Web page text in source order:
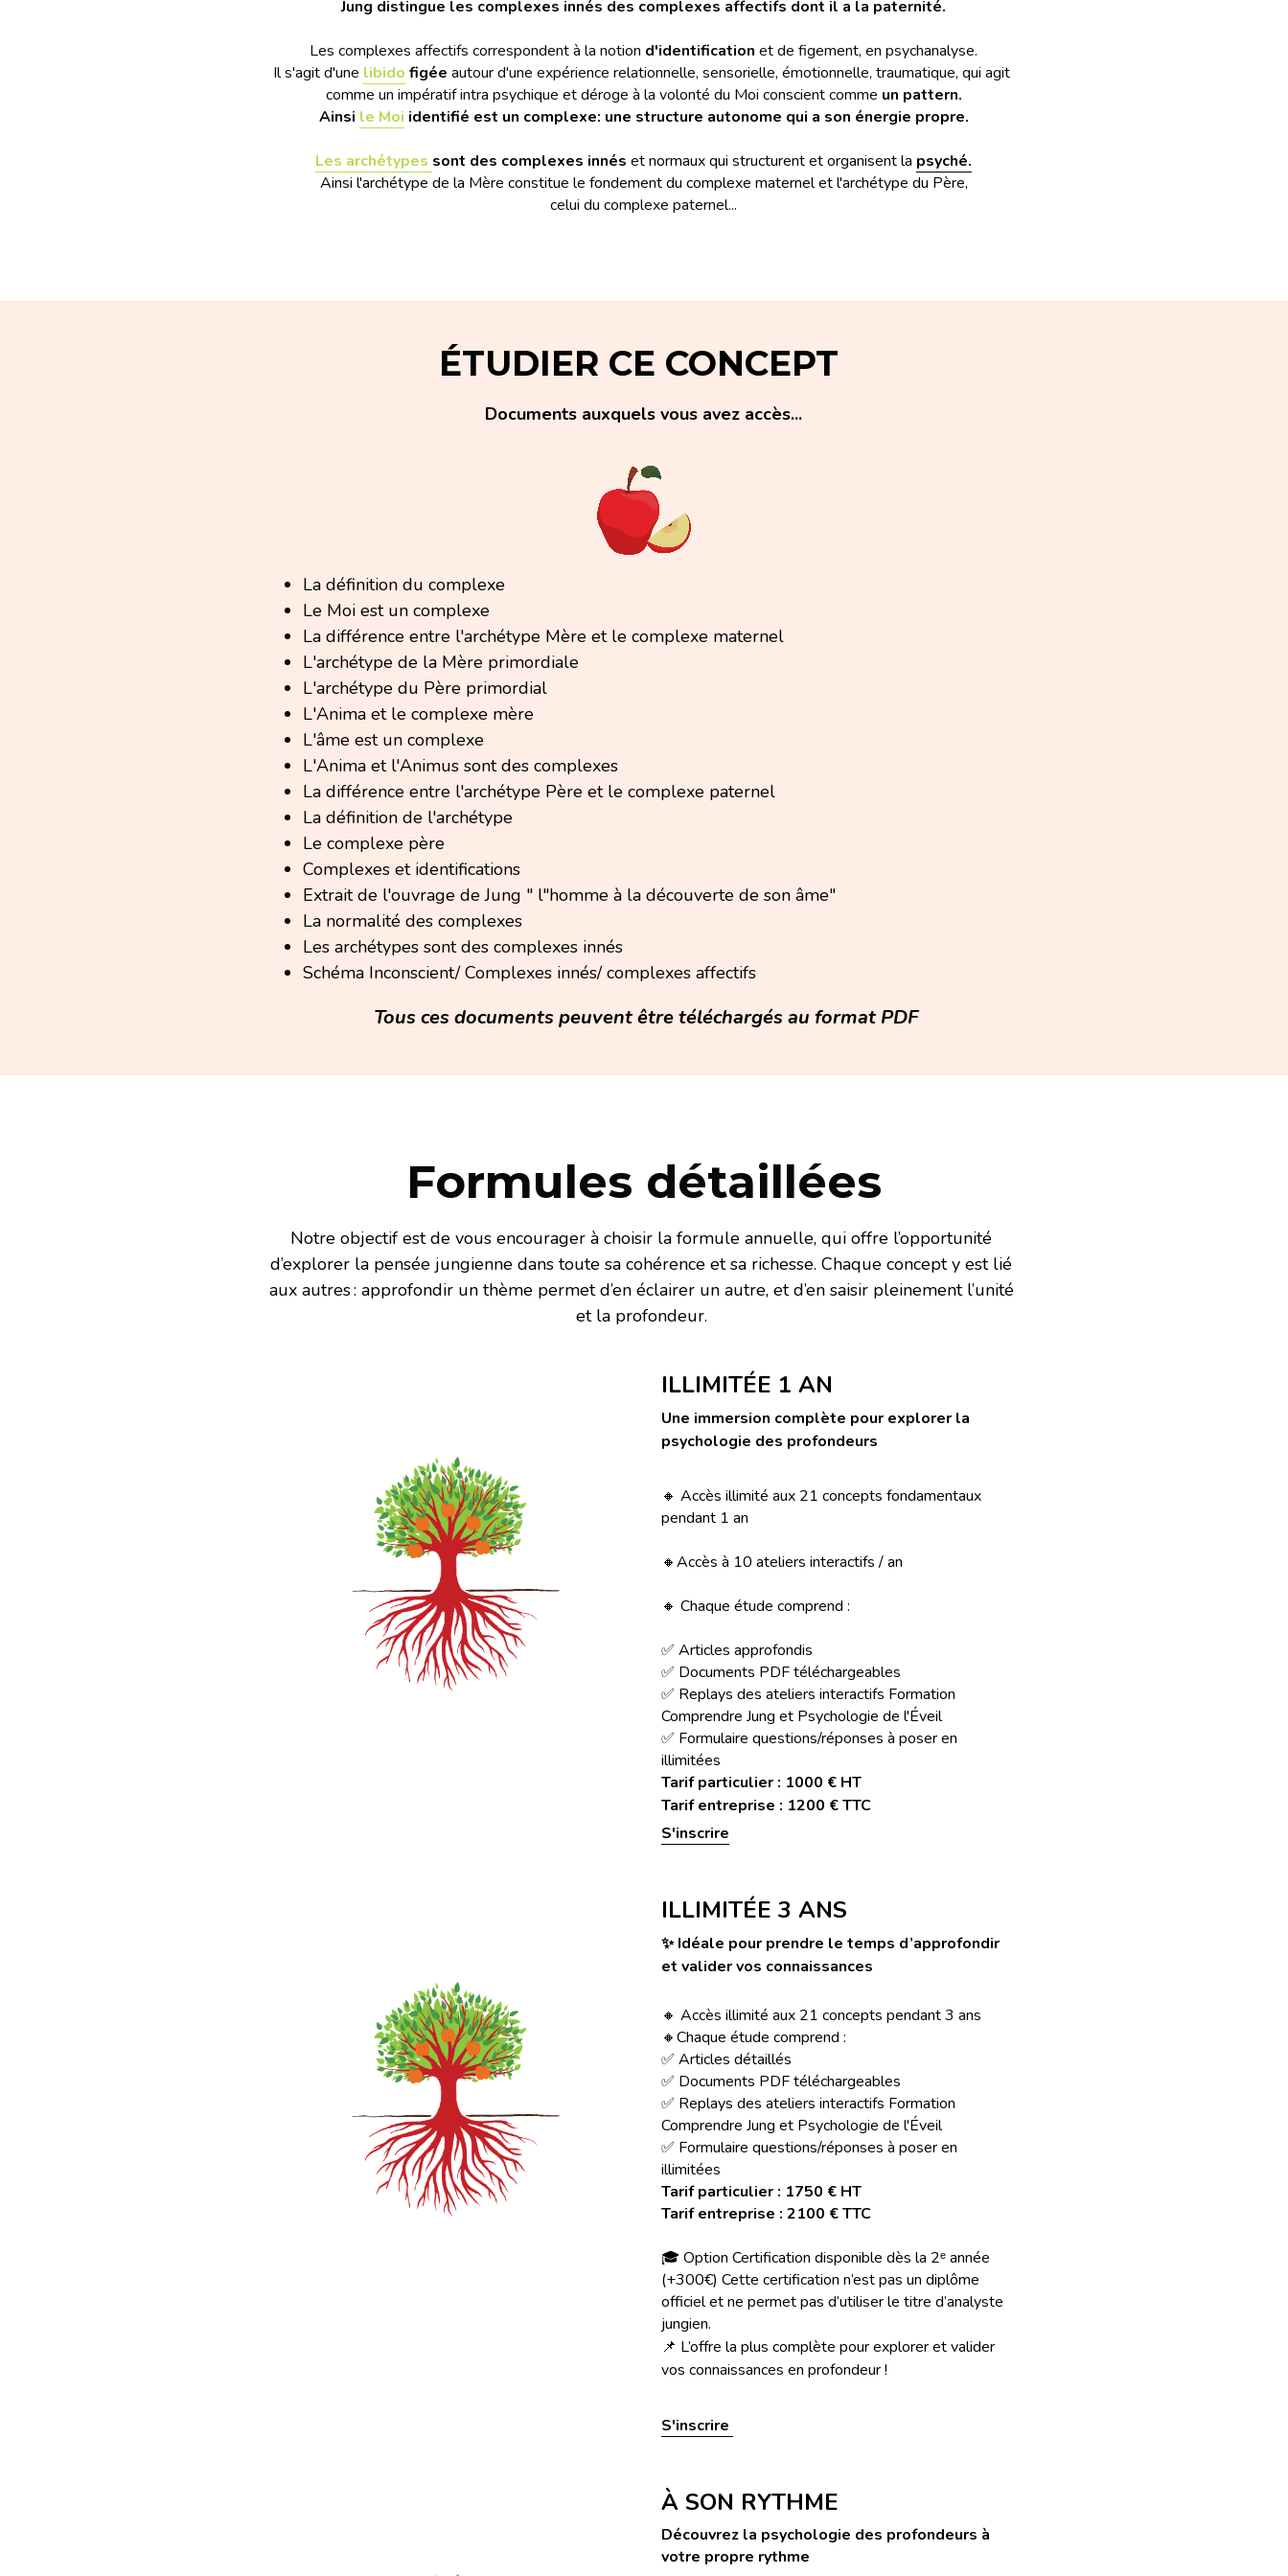
Jung distingue les complexes innés des complexes affectifs dont il a la paternité.
Les complexes affectifs correspondent à la notion d'identification et de figement, en psychanalyse.
Il s'agit d'une libido figée autour d'une expérience relationnelle, sensorielle, émotionnelle, traumatique, qui agit
comme un impératif intra psychique et déroge à la volonté du Moi conscient comme un pattern.
Ainsi le Moi identifié est un complexe: une structure autonome qui a son énergie propre.
Les archétypes sont des complexes innés et normaux qui structurent et organisent la psyché.
Ainsi l'archétype de la Mère constitue le fondement du complexe maternel et l'archétype du Père,
celui du complexe paternel...
ÉTUDIER CE CONCEPT
Documents auxquels vous avez accès...
La définition du complexe
Le Moi est un complexe
La différence entre l'archétype Mère et le complexe maternel
L'archétype de la Mère primordiale
L'archétype du Père primordial
L'Anima et le complexe mère
L'âme est un complexe
L'Anima et l'Animus sont des complexes
La différence entre l'archétype Père et le complexe paternel
La définition de l'archétype
Le complexe père
Complexes et identifications
Extrait de l'ouvrage de Jung " l"homme à la découverte de son âme"
La normalité des complexes
Les archétypes sont des complexes innés
Schéma Inconscient/ Complexes innés/ complexes affectifs
Tous ces documents peuvent être téléchargés au format PDF
Formules détaillées
Notre objectif est de vous encourager à choisir la formule annuelle, qui offre l’opportunité
d’explorer la pensée jungienne dans toute sa cohérence et sa richesse. Chaque concept y est lié
aux autres : approfondir un thème permet d’en éclairer un autre, et d’en saisir pleinement l’unité
et la profondeur.
ILLIMITÉE 1 AN
Une immersion complète pour explorer la
psychologie des profondeurs
🔸 Accès illimité aux 21 concepts fondamentaux
pendant 1 an
🔸Accès à 10 ateliers interactifs / an
🔸 Chaque étude comprend :
✅ Articles approfondis
✅ Documents PDF téléchargeables
✅ Replays des ateliers interactifs Formation
Comprendre Jung et Psychologie de l'Éveil
✅ Formulaire questions/réponses à poser en
illimitées
Tarif particulier : 1000 € HT
Tarif entreprise : 1200 € TTC
S'inscrire
ILLIMITÉE 3 ANS
✨ Idéale pour prendre le temps d’approfondir
et valider vos connaissances
🔸 Accès illimité aux 21 concepts pendant 3 ans
🔸Chaque étude comprend :
✅ Articles détaillés
✅ Documents PDF téléchargeables
✅ Replays des ateliers interactifs Formation
Comprendre Jung et Psychologie de l'Éveil
✅ Formulaire questions/réponses à poser en
illimitées
Tarif particulier : 1750 € HT
Tarif entreprise : 2100 € TTC
🎓 Option Certification disponible dès la 2ᵉ année
(+300€) Cette certification n’est pas un diplôme
officiel et ne permet pas d’utiliser le titre d’analyste
jungien.
📌 L’offre la plus complète pour explorer et valider
vos connaissances en profondeur !
S'inscrire
À SON RYTHME
Découvrez la psychologie des profondeurs à
votre propre rythme